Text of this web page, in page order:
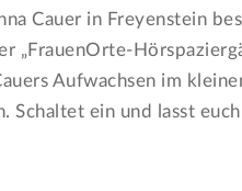
Cauer in Freyenstein
„FrauenOrte-
Aufwachsen im
Schaltet ein und lasst